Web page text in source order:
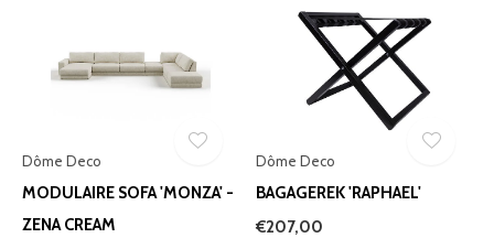
Dôme Deco
MODULAIRE SOFA 'MONZA' -
ZENA CREAM
Dôme Deco
BAGAGEREK 'RAPHAEL'
€207,00